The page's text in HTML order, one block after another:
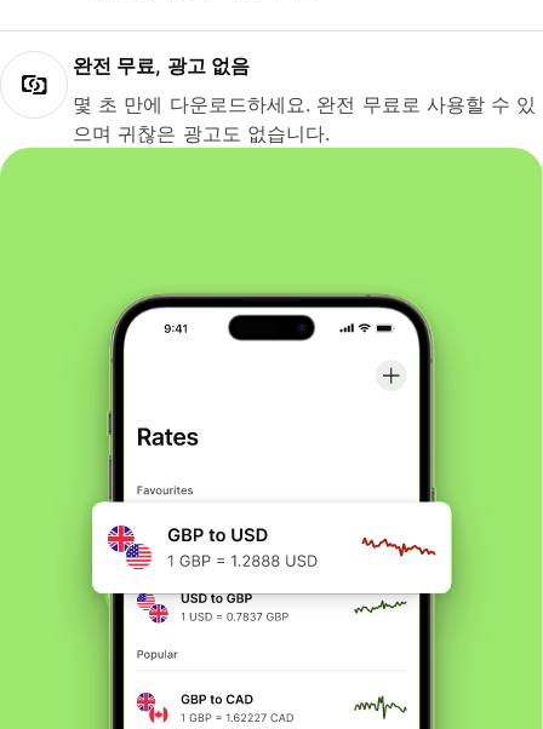
완전 무료, 광고 없음
몇 초 만에 다운로드하세요. 완전 무료로 사용할 수 있
으며 귀찮은 광고도 없습니다.